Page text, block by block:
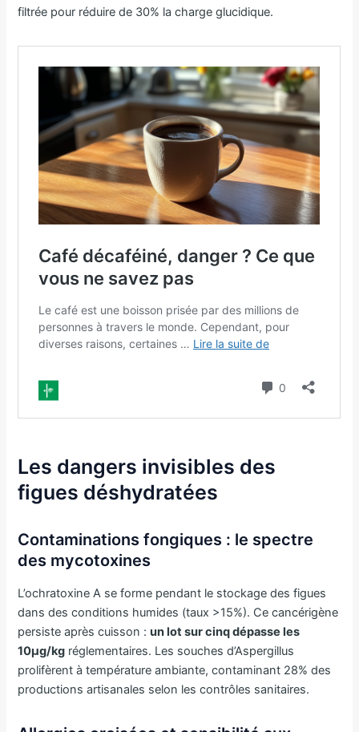
filtrée pour réduire de 30% la charge glucidique.
Les dangers invisibles des
figues déshydratées
Contaminations fongiques : le spectre
des mycotoxines
L’ochratoxine A se forme pendant le stockage des figues
dans des conditions humides (taux >15%). Ce cancérigène
persiste après cuisson :un lot sur cinq dépasse les
10μg/kg réglementaires. Les souches d’Aspergillus
prolifèrent à température ambiante, contaminant 28% des
productions artisanales selon les contrôles sanitaires.